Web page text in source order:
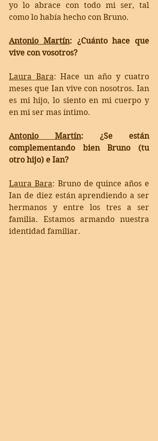
yo lo abrace con todo mi ser, tal
como lo había hecho con Bruno.
Antonio Martín: ¿Cuánto hace que
vive con vosotros?
Laura Bara: Hace un año y cuatro
meses que Ian vive con nosotros. Ian
es mi hijo, lo siento en mi cuerpo y
en mi ser mas íntimo.
Antonio Martín: ¿Se están
complementando bien Bruno (tu
otro hijo) e Ian?
Laura Bara: Bruno de quince años e
Ian de diez están aprendiendo a ser
hermanos y entre los tres a ser
familia. Estamos armando nuestra
identidad familiar.